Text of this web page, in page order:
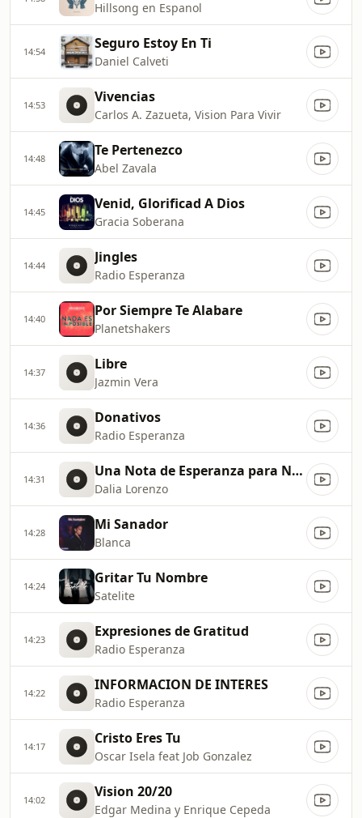
Hillsong en Espanol
14:54 Seguro Estoy En Ti
Daniel Calveti
14:53 Vivencias
Carlos A. Zazueta, Vision Para Vivir
14:48 Te Pertenezco
Abel Zavala
14:45 Venid, Glorificad A Dios
Gracia Soberana
14:44 Jingles
Radio Esperanza
14:40 Por Siempre Te Alabare
Planetshakers
14:37 Libre
Jazmin Vera
14:36 Donativos
Radio Esperanza
14:31 Una Nota de Esperanza para Nosotras
Dalia Lorenzo
14:28 Mi Sanador
Blanca
14:24 Gritar Tu Nombre
Satelite
14:23 Expresiones de Gratitud
Radio Esperanza
14:22 INFORMACION DE INTERES
Radio Esperanza
14:17 Cristo Eres Tu
Oscar Isela feat Job Gonzalez
14:02 Vision 20/20
Edgar Medina y Enrique Cepeda